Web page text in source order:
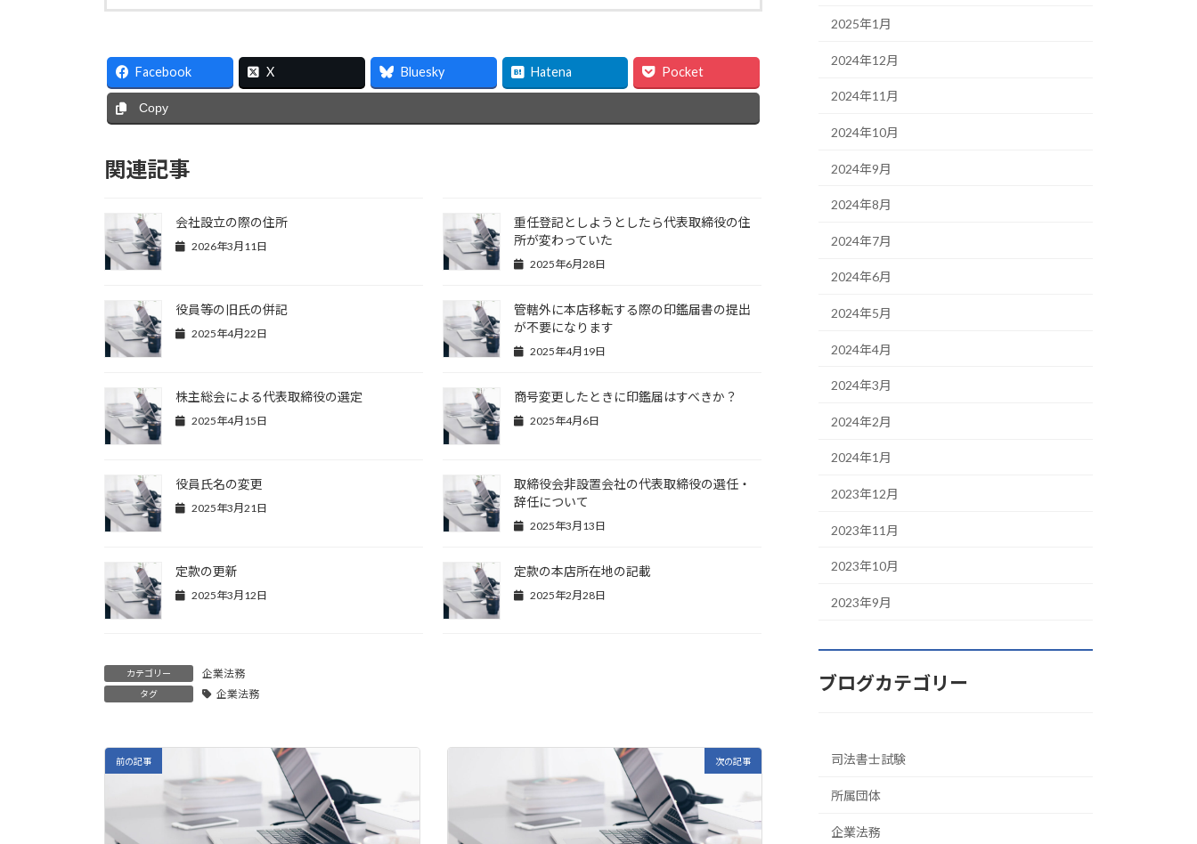
Facebook X Bluesky Hatena Pocket
Copy
関連記事
会社設立の際の住所
2026年3月11日
重任登記としようとしたら代表取締役の住
所が変わっていた
2025年6月28日
役員等の旧氏の併記
2025年4月22日
管轄外に本店移転する際の印鑑届書の提出
が不要になります
2025年4月19日
株主総会による代表取締役の選定
2025年4月15日
商号変更したときに印鑑届はすべきか？
2025年4月6日
役員氏名の変更
2025年3月21日
取締役会非設置会社の代表取締役の選任・
辞任について
2025年3月13日
定款の更新
2025年3月12日
定款の本店所在地の記載
2025年2月28日
カテゴリー 企業法務
タグ 企業法務
前の記事 次の記事
2025年1月
2024年12月
2024年11月
2024年10月
2024年9月
2024年8月
2024年7月
2024年6月
2024年5月
2024年4月
2024年3月
2024年2月
2024年1月
2023年12月
2023年11月
2023年10月
2023年9月
ブログカテゴリー
司法書士試験
所属団体
企業法務